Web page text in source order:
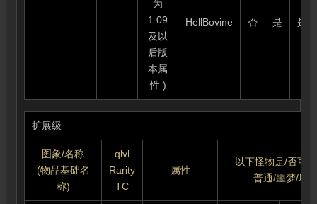
为
1.09
及以
后版
本属
性 )
HellBovine 否 是 是
扩展级
图象/名称
(物品基础名
称)
qlvl
Rarity
TC
属性
以下怪物是/否可
普通/噩梦/地